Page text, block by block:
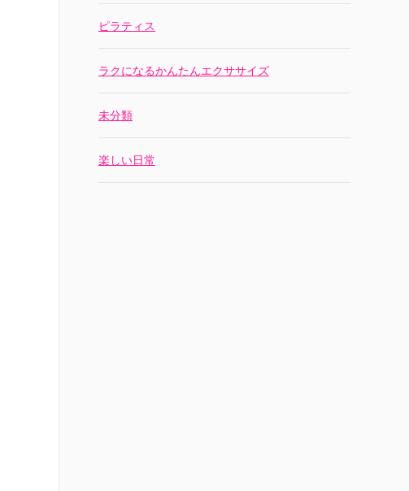
ピラティス
ラクになるかんたんエクササイズ
未分類
楽しい日常